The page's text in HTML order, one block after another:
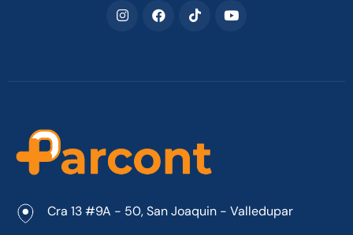
Cra 13 #9A - 50, San Joaquin - Valledupar